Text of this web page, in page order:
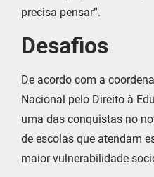
precisa pensar”.
Desafios
De acordo com a
Nacional pelo Direito à
uma das conquistas no
de escolas que atendam
maior vulnerabilidade